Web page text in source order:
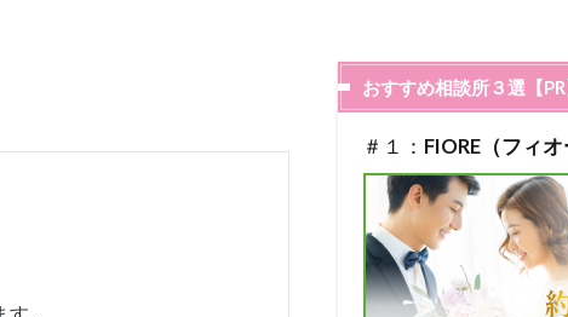
。
おすすめ相談所３選【PR
＃１： FIORE（フィオ